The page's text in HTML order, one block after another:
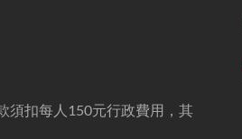
須扣每人150元行政費用，其